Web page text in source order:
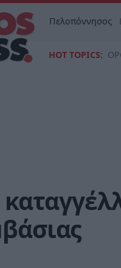
Πελοπόννησος
HOT TOPICS: